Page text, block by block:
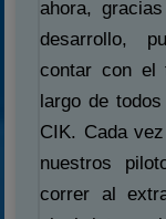
ahora,
desarrollo,
contar con el
largo de
CIK. Cada
nuestros
correr al